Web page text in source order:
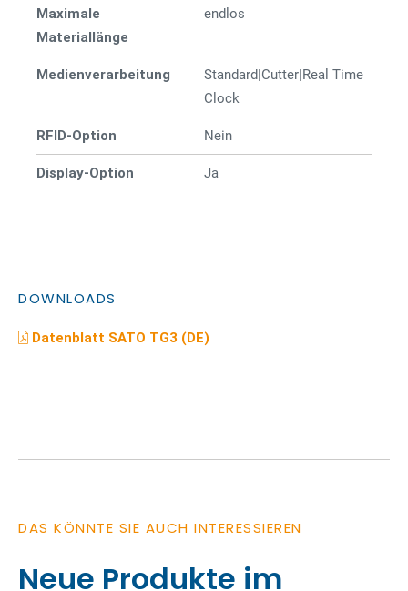
Maximale
Materiallänge
endlos
Medienverarbeitung
Standard|Cutter|Real Time
Clock
RFID-Option Nein
Display-Option Ja
DOWNLOADS
Datenblatt SATO TG3 (DE)
DAS KÖNNTE SIE AUCH INTERESSIEREN
Neue Produkte im